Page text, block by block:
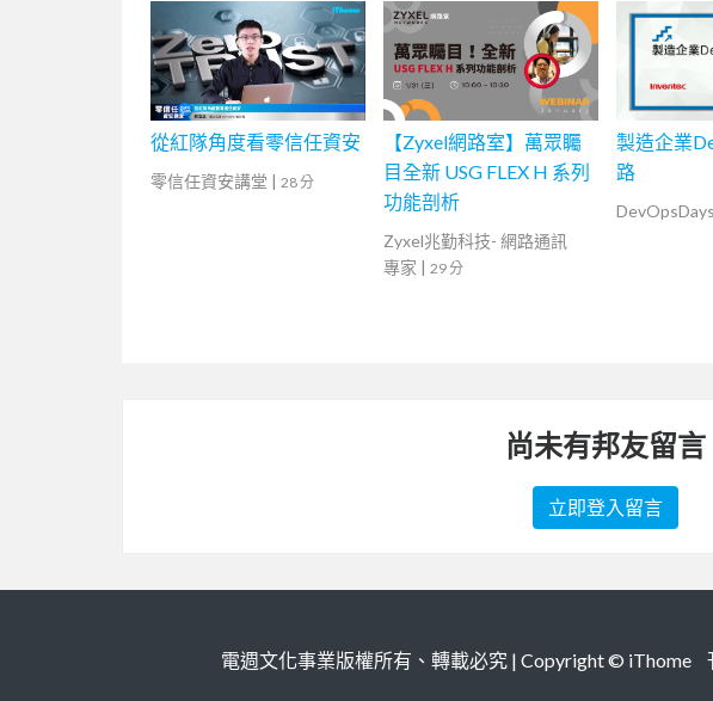
從紅隊角度看零信任資安
零信任資安講堂 | 28 分
【Zyxel網路室】萬眾矚
目全新 USG FLEX H 系列
功能剖析
Zyxel兆勤科技- 網路通訊
專家 | 29 分
製造企業
路
DevOpsDays
尚未有邦友留言
立即登入留言
電週文化事業版權所有、轉載必究 | Copyright © iThome